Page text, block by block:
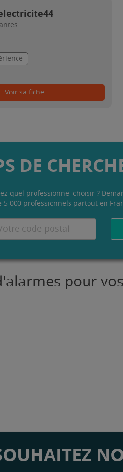
Voir sa fiche
DE
quel professionnel choisir ?
000 professionnels partout en
pour